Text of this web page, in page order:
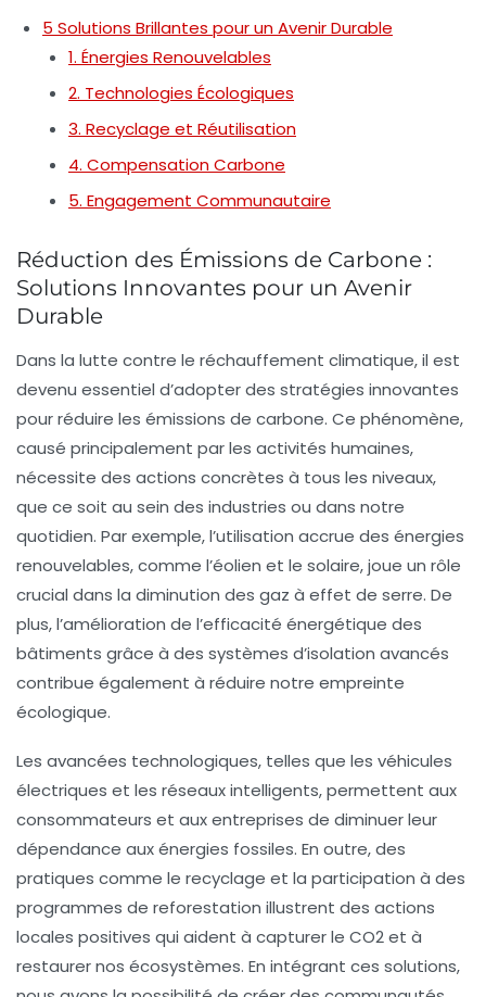
5 Solutions Brillantes pour un Avenir Durable
1. Énergies Renouvelables
2. Technologies Écologiques
3. Recyclage et Réutilisation
4. Compensation Carbone
5. Engagement Communautaire
Réduction des Émissions de Carbone :
Solutions Innovantes pour un Avenir
Durable
Dans la lutte contre le réchauffement climatique, il est
devenu essentiel d’adopter des stratégies innovantes
pour réduire les émissions de carbone. Ce phénomène,
causé principalement par les activités humaines,
nécessite des actions concrètes à tous les niveaux,
que ce soit au sein des industries ou dans notre
quotidien. Par exemple, l’utilisation accrue des énergies
renouvelables, comme l’éolien et le solaire, joue un rôle
crucial dans la diminution des gaz à effet de serre. De
plus, l’amélioration de l’efficacité énergétique des
bâtiments grâce à des systèmes d’isolation avancés
contribue également à réduire notre empreinte
écologique.
Les avancées technologiques, telles que les véhicules
électriques et les réseaux intelligents, permettent aux
consommateurs et aux entreprises de diminuer leur
dépendance aux énergies fossiles. En outre, des
pratiques comme le recyclage et la participation à des
programmes de reforestation illustrent des actions
locales positives qui aident à capturer le CO2 et à
restaurer nos écosystèmes. En intégrant ces solutions,